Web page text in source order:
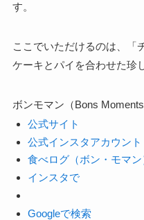
す。
ここでいただけるのは、「
ケーキとパイを合わせた珍
ボンモマン（Bons
公式サイト
公式インスタアカウント
食べログ（ボン・モマン
インスタで
Googleで検索